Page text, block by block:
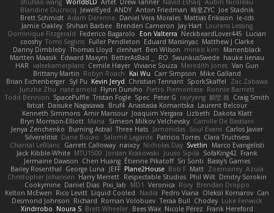
shuhao wang WorldBLD Artet Drew Tanner Navid Eshaq Aubin Nicoleau
Blandine Ducrocq JewelEyed ANDY Anton Friedman 時里ZYC Joe Stadnik
Brett Schmidt Adam Derenne Daniel Vera Morales Mattias Eriksson le-cds
Jamie Oakley Shihan Barbee Brenden Cameron Jay Hart Lourens Lessing
Dominique Fitzgerald Federico Bagarolo Eon Valterra NeckbeardLover445 Lucian
cooshy Toms Seglins Fuller Pendleton Eduard Marsinyac Matthew J Clarke
Danny Dimbleby Thomas Lloyd clenhart Ben Wilson minkis kim
Manenblack
Martten Maasik Edward Maxym BetterAsBad _ RO SwunkusSwede hauke lienau
HAR valsekamerplant Cemile Høyer Viviane Souza Meredith Jones Van Gun
Brittany Martin Robyn Roach Kai Wu Carr Simpson Mike Galland
Brian Eichenberger Syl Pu Kevin Jeryd Christian Tennant SporkSkaffel
Zac Zabawa
Junzhe Zhu nate arnold Flynn Duniho Pietro Piemontese Ronnie Barnett
Todd Bennion SpacePuffle Tristan Fogle Spec Peter G rayryeng 鸝瑩 魏 Craig Smith
fatcat Daisuke Nagasawa Bruf4 Anastasia Komaritska Laurent Belcour
Kenneth Simmons Amir Mansour Joaquim Vergara Lizbeth Dakota Klatt
Bryn Morrison-Elliott Mana Simeon Milkov Velchevsky Camille De Bastiani
Jenya Zenchenko Burning Astral Three Hats Jamonidas Soul Evans Carlos Javier
Silverelitist Dane Bucao Salomé Lagarde Patricio Torres Clara Truchsess
Chantal LeBlanc Garrett Calloway nøixzy Nicholas Day Svetlin
Marco Evangelisti
Jack Kibble-White MTU1500 Jordan Krakowski Juuso Sipilä SofaKing42 Frank
Jermaine Dawson Chen Huang Étienne Pikatoff Sri Sonti Bassy's Games
Bailey Rosenthal George Luna JEFF Plane2House Bob F Matt Zoemoney Azula
Christopher Johansen Harry Merrett Respectable Studios Phil Wilt Dmitry Sorokin
Cookymine Daniel Dias Pixi_lab MD1 Veronica Rory Brendan Droppo
Kelton McEwen Rico Levitt Liquid Cooled Nadia Pedro Viana Oleksii Komarov Can
Desmond Johnson Richard Roman Volobuev Teraa Bull Chodey Luke Fenwick
Xindrrobo Noura S Brett Wheeler Bees Wax Nicole Pérez Frank Hereford